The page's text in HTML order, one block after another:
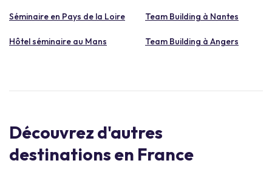
Séminaire en Pays de la Loire Team Building à Nantes
Hôtel séminaire au Mans Team Building à Angers
Découvrez d'autres
destinations en France